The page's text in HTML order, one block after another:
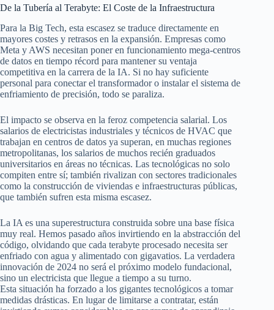
De la Tubería al Terabyte: El Coste de la Infraestructura
Para la Big Tech, esta escasez se traduce directamente en
mayores costes y retrasos en la expansión. Empresas como
Meta y AWS necesitan poner en funcionamiento mega-centros
de datos en tiempo récord para mantener su ventaja
competitiva en la carrera de la IA. Si no hay suficiente
personal para conectar el transformador o instalar el sistema de
enfriamiento de precisión, todo se paraliza.
El impacto se observa en la feroz competencia salarial. Los
salarios de electricistas industriales y técnicos de HVAC que
trabajan en centros de datos ya superan, en muchas regiones
metropolitanas, los salarios de muchos recién graduados
universitarios en áreas no técnicas. Las tecnológicas no solo
compiten entre sí; también rivalizan con sectores tradicionales
como la construcción de viviendas e infraestructuras públicas,
que también sufren esta misma escasez.
La IA es una superestructura construida sobre una base física
muy real. Hemos pasado años invirtiendo en la abstracción del
código, olvidando que cada terabyte procesado necesita ser
enfriado con agua y alimentado con gigavatios. La verdadera
innovación de 2024 no será el próximo modelo fundacional,
sino un electricista que llegue a tiempo a su turno.
Esta situación ha forzado a los gigantes tecnológicos a tomar
medidas drásticas. En lugar de limitarse a contratar, están